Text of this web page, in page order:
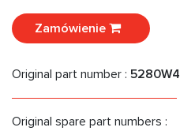
Zamówienie
Original part number : 5280W4
Original spare part numbers :